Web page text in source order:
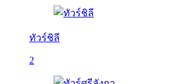
ทัวร์ชิลี
2